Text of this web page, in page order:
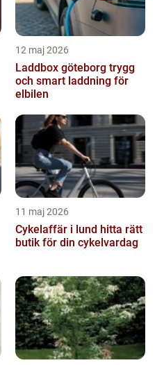
12 maj 2026
Laddbox göteborg trygg
och smart laddning för
elbilen
11 maj 2026
Cykelaffär i lund hitta rätt
butik för din cykelvardag